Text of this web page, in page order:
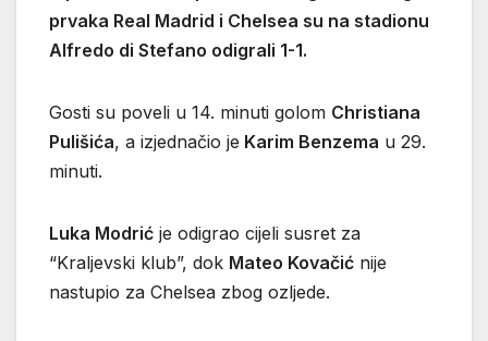
prvaka Real Madrid i Chelsea su na stadionu
Alfredo di Stefano odigrali 1-1.
Gosti su poveli u 14. minuti golom Christiana
Pulišića, a izjednačio je Karim Benzema u 29.
minuti.
Luka Modrić je odigrao cijeli susret za
“Kraljevski klub”, dok Mateo Kovačić nije
nastupio za Chelsea zbog ozljede.